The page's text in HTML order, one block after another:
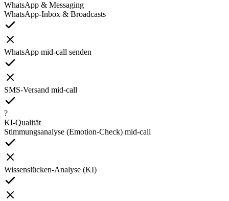
WhatsApp & Messaging
WhatsApp-Inbox & Broadcasts
WhatsApp mid-call senden
SMS-Versand mid-call
?
KI-Qualität
Stimmungsanalyse (Emotion-Check) mid-call
Wissenslücken-Analyse (KI)